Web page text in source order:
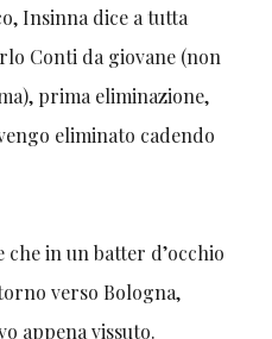
Insinna dice a tutta
Conti da giovane (non
prima eliminazione,
eliminato cadendo
in un batter d’occhio
verso Bologna,
appena vissuto.